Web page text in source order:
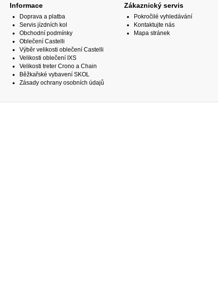
Informace
Doprava a platba
Servis jízdních kol
Obchodní podmínky
Oblečení Castelli
Výběr velikosti oblečení Castelli
Velikosti oblečení IXS
Velikosti treter Crono a Chain
Běžkařské vybavení SKOL
Zásady ochrany osobních údajů
Zákaznický servis
Pokročilé vyhledávání
Kontaktujte nás
Mapa stránek